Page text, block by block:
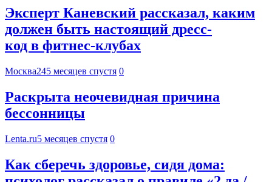
Эксперт Каневский рассказал, каким
должен быть настоящий дресс-
код в фитнес-клубах
Москва245 месяцев спустя 0
Раскрыта неочевидная причина
бессонницы
Lenta.ru5 месяцев спустя 0
Как сберечь здоровье, сидя дома: